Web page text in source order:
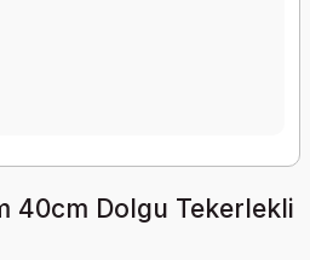
40cm Dolgu Tekerlekli